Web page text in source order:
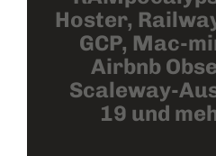
Hoster,
GCP, Mac-
Airbnb
Scaleway-
19 und